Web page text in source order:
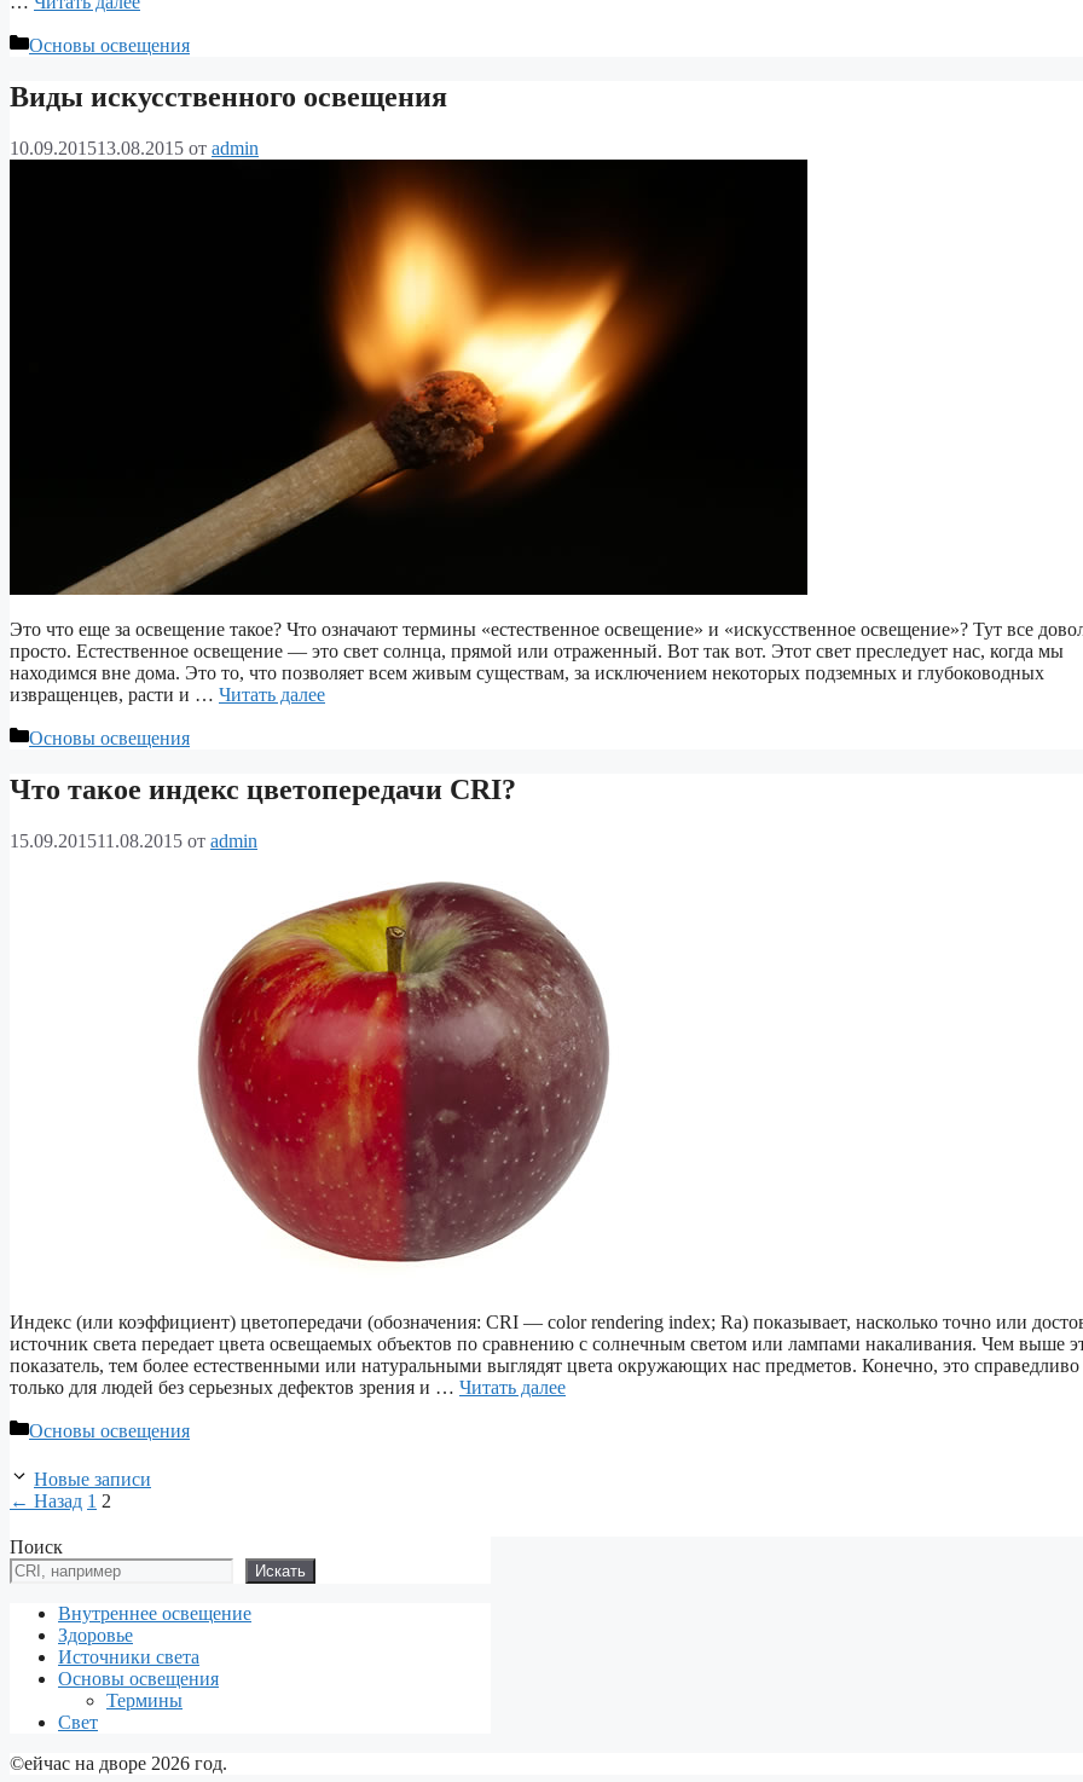
Рубрики
Основы освещения
Виды искусственного освещения
10.09.201513.08.2015 от admin
Это что еще за освещение такое? Что означают термины «естественное освещение» и «искусственное освещение»? Тут все
просто. Естественное освещение — это свет солнца, прямой или отраженный. Вот так вот. Этот свет преследует нас, когда мы
находимся вне дома. Это то, что позволяет всем живым существам, за исключением некоторых подземных и глубоководных
извращенцев, расти и … Читать далее
Рубрики
Основы освещения
Что такое индекс цветопередачи CRI?
15.09.201511.08.2015 от admin
Индекс (или коэффициент) цветопередачи (обозначения: CRI — color rendering index; Ra) показывает, насколько точно или
источник света передает цвета освещаемых объектов по сравнению с солнечным светом или лампами накаливания. Чем выше
показатель, тем более естественными или натуральными выглядят цвета окружающих нас предметов. Конечно, это справедливо
только для людей без серьезных дефектов зрения и … Читать далее
Рубрики
Основы освещения
Новые записи
← Назад Страница
1 Страница
2
Поиск
Искать
Внутреннее освещение
Здоровье
Источники света
Основы освещения
Термины
Свет
©ейчас на дворе 2026 год.